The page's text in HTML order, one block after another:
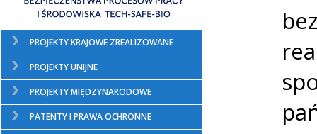
PROJEKTY KRAJOWE ZREALIZOWANE
PROJEKTY UNIJNE
PROJEKTY MIĘDZYNARODOWE
PATENTY I PRAWA OCHRONNE